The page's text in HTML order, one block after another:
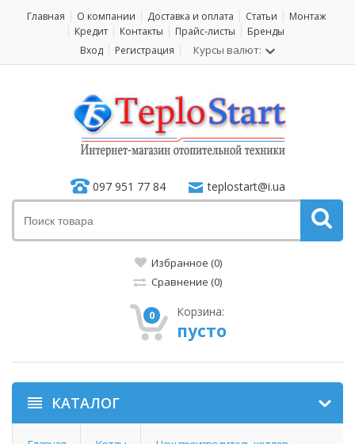
Главная О компании Доставка и оплата Статьи
Монтаж
Кредит
Контакты Прайс-листы
Бренды
Вход
Регистрация Курсы валют:
097 951 77 84 teplostart@i.ua
Избранное (0)
Сравнение (0)
0 Корзина:
пусто
КАТАЛОГ